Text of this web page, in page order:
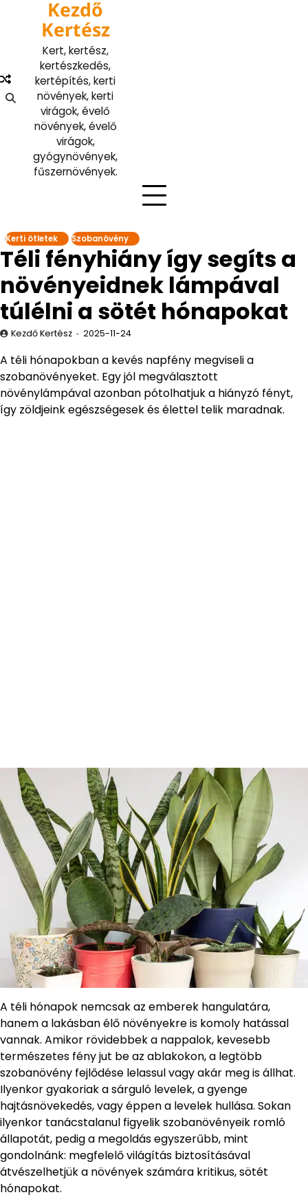
content
Kezdő
Kertész
Kert, kertész,
kertészkedés,
kertépítés, kerti
növények, kerti
virágok, évelő
növények, évelő
virágok,
gyógynövények,
fűszernövények.
Kerti ötletek Szobanövény
Téli fényhiány így segíts a
növényeidnek lámpával
túlélni a sötét hónapokat
Kezdő Kertész 2025-11-24
A téli hónapokban a kevés napfény megviseli a
szobanövényeket. Egy jól megválasztott
növénylámpával azonban pótolhatjuk a hiányzó fényt,
így zöldjeink egészségesek és élettel telik maradnak.
A téli hónapok nemcsak az emberek hangulatára,
hanem a lakásban élő növényekre is komoly hatással
vannak. Amikor rövidebbek a nappalok, kevesebb
természetes fény jut be az ablakokon, a legtöbb
szobanövény fejlődése lelassul vagy akár meg is állhat.
Ilyenkor gyakoriak a sárguló levelek, a gyenge
hajtásnövekedés, vagy éppen a levelek hullása. Sokan
ilyenkor tanácstalanul figyelik szobanövényeik romló
állapotát, pedig a megoldás egyszerűbb, mint
gondolnánk: megfelelő világítás biztosításával
átvészelhetjük a növények számára kritikus, sötét
hónapokat.